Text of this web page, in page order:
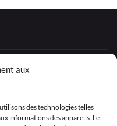
aux
des technologies telles
informations des appareils. Le